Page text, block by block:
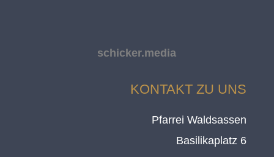
schicker.media
KONTAKT ZU UNS
Pfarrei Waldsassen
Basilikaplatz 6